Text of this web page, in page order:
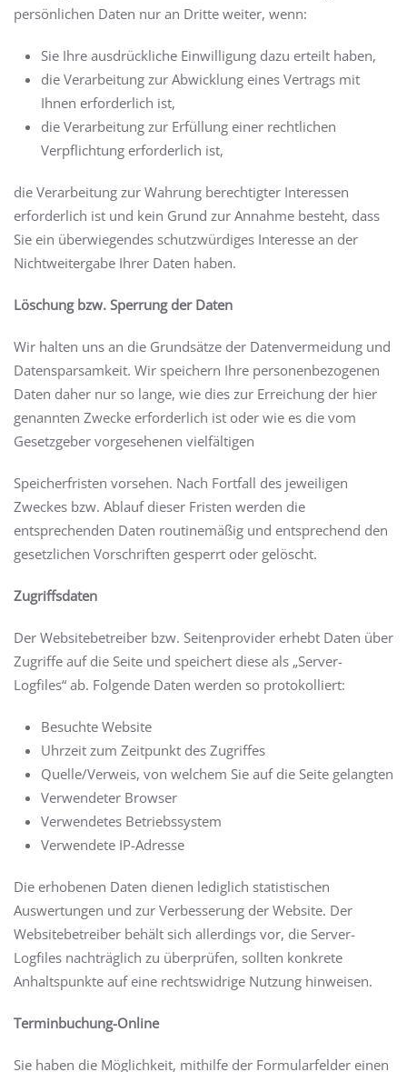
persönlichen Daten nur an Dritte weiter, wenn:
Sie Ihre ausdrückliche Einwilligung dazu erteilt haben,
die Verarbeitung zur Abwicklung eines Vertrags mit
Ihnen erforderlich ist,
die Verarbeitung zur Erfüllung einer rechtlichen
Verpflichtung erforderlich ist,
die Verarbeitung zur Wahrung berechtigter Interessen
erforderlich ist und kein Grund zur Annahme besteht, dass
Sie ein überwiegendes schutzwürdiges Interesse an der
Nichtweitergabe Ihrer Daten haben.
Löschung bzw. Sperrung der Daten
Wir halten uns an die Grundsätze der Datenvermeidung und
Datensparsamkeit. Wir speichern Ihre personenbezogenen
Daten daher nur so lange, wie dies zur Erreichung der hier
genannten Zwecke erforderlich ist oder wie es die vom
Gesetzgeber vorgesehenen vielfältigen
Speicherfristen vorsehen. Nach Fortfall des jeweiligen
Zweckes bzw. Ablauf dieser Fristen werden die
entsprechenden Daten routinemäßig und entsprechend den
gesetzlichen Vorschriften gesperrt oder gelöscht.
Zugriffsdaten
Der Websitebetreiber bzw. Seitenprovider erhebt Daten über
Zugriffe auf die Seite und speichert diese als „Server-
Logfiles“ ab. Folgende Daten werden so protokolliert:
Besuchte Website
Uhrzeit zum Zeitpunkt des Zugriffes
Quelle/Verweis, von welchem Sie auf die Seite gelangten
Verwendeter Browser
Verwendetes Betriebssystem
Verwendete IP-Adresse
Die erhobenen Daten dienen lediglich statistischen
Auswertungen und zur Verbesserung der Website. Der
Websitebetreiber behält sich allerdings vor, die Server-
Logfiles nachträglich zu überprüfen, sollten konkrete
Anhaltspunkte auf eine rechtswidrige Nutzung hinweisen.
Terminbuchung-Online
Sie haben die Möglichkeit, mithilfe der Formularfelder einen